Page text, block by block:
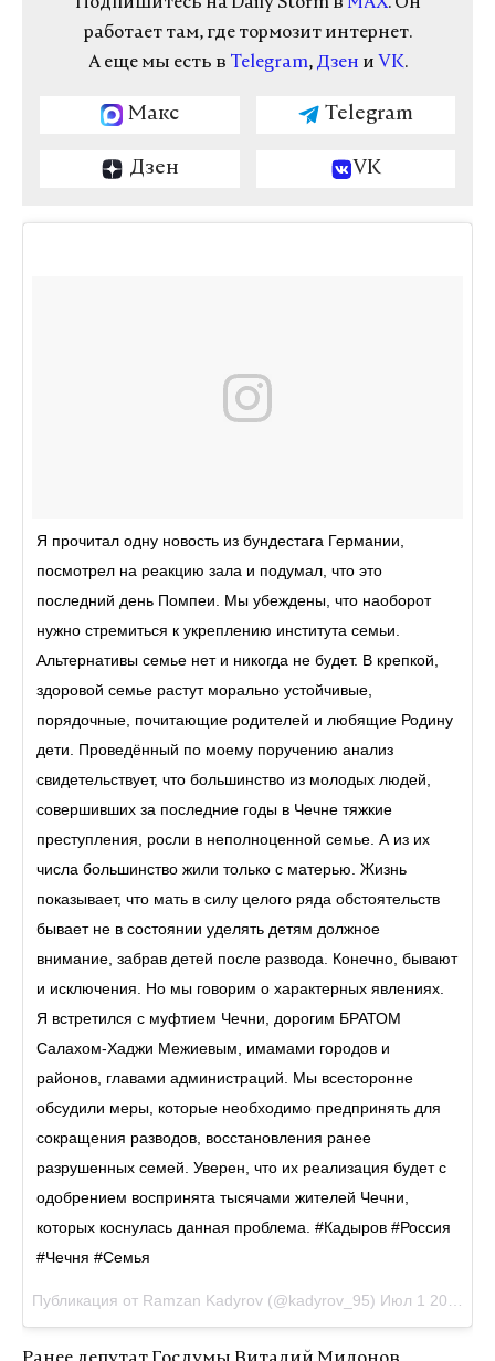
работает там, где тормозит интернет.
А еще мы есть в Telegram, Дзен и VK.
Макс Telegram
Дзен VK
Я прочитал одну новость из бундестага Германии,
посмотрел на реакцию зала и подумал, что это
последний день Помпеи. Мы убеждены, что наоборот
нужно стремиться к укреплению института семьи.
Альтернативы семье нет и никогда не будет. В крепкой,
здоровой семье растут морально устойчивые,
порядочные, почитающие родителей и любящие Родину
дети. Проведённый по моему поручению анализ
свидетельствует, что большинство из молодых людей,
совершивших за последние годы в Чечне тяжкие
преступления, росли в неполноценной семье. А из их
числа большинство жили только с матерью. Жизнь
показывает, что мать в силу целого ряда обстоятельств
бывает не в состоянии уделять детям должное
внимание, забрав детей после развода. Конечно, бывают
и исключения. Но мы говорим о характерных явлениях.
Я встретился с муфтием Чечни, дорогим БРАТОМ
Салахом-Хаджи Межиевым, имамами городов и
районов, главами администраций. Мы всесторонне
обсудили меры, которые необходимо предпринять для
сокращения разводов, восстановления ранее
разрушенных семей. Уверен, что их реализация будет с
одобрением воспринята тысячами жителей Чечни,
которых коснулась данная проблема. #Кадыров #Россия
#Чечня #Семья
Публикация от Ramzan Kadyrov (@kadyrov_95) Июл 1 2017 в 7:43 PDT